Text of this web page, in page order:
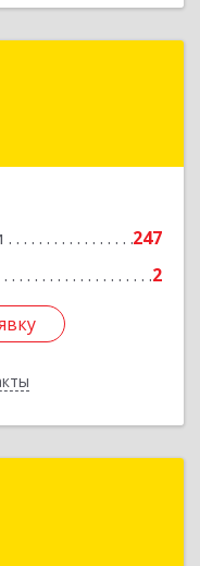
247
2
г, Сергея Кирова
г, Алтайская